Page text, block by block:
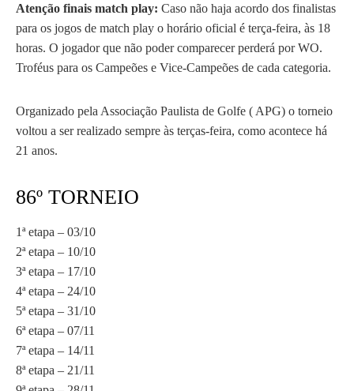
Atenção finais match play: Caso não haja acordo dos finalistas
para os jogos de match play o horário oficial é terça-feira, às 18
horas. O jogador que não poder comparecer perderá por WO.
Troféus para os Campeões e Vice-Campeões de cada categoria.
Organizado pela Associação Paulista de Golfe ( APG) o torneio
voltou a ser realizado sempre às terças-feira, como acontece há
21 anos.
86º TORNEIO
1ª etapa – 03/10
2ª etapa – 10/10
3ª etapa – 17/10
4ª etapa – 24/10
5ª etapa – 31/10
6ª etapa – 07/11
7ª etapa – 14/11
8ª etapa – 21/11